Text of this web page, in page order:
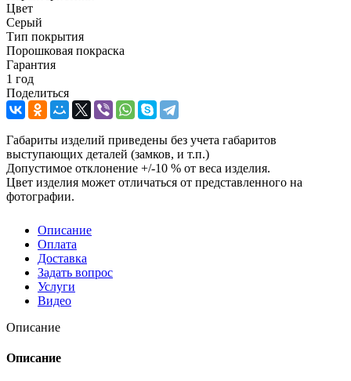
Цвет
Серый
Тип покрытия
Порошковая покраска
Гарантия
1 год
Поделиться
Габариты изделий приведены без учета габаритов
выступающих деталей (замков, и т.п.)
Допустимое отклонение +/-10 % от веса изделия.
Цвет изделия может отличаться от представленного на
фотографии.
Описание
Оплата
Доставка
Задать вопрос
Услуги
Видео
Описание
Описание